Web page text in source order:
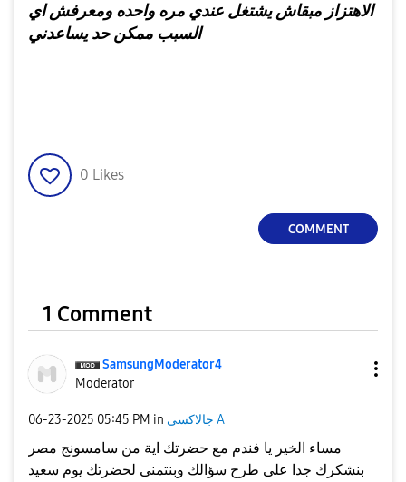
الاهتزاز مبقاش يشتغل عندي مره واحده ومعرفش اي
السبب ممكن حد يساعدني
0 Likes
COMMENT
1 Comment
SamsungModerator4
Moderator
‎06-23-2025 05:45 PM in جالاكسى A
مساء الخير يا فندم مع حضرتك اية من سامسونج مصر
بنشكرك جدا على طرح سؤالك وبنتمنى لحضرتك يوم سعيد